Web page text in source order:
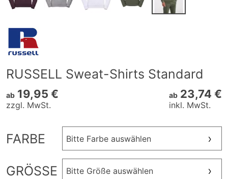
RUSSELL Sweat-Shirts Standard
ab 19,95 €
zzgl. MwSt.
ab 23,74 €
inkl. MwSt.
FARBE Bitte Farbe auswählen
GRÖSSE Bitte Größe auswählen